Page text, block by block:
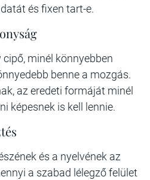
és fixen tart-e.
minél könnyebben
benne a mozgás.
az eredeti formáját minél
képesnek is kell lennie.
és a nyelvének az
a szabad lélegző felület